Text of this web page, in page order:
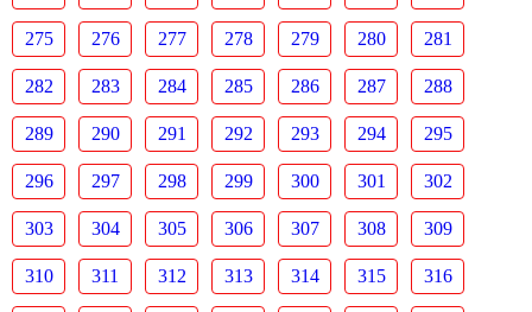
275 276 277 278 279 280 281
282 283 284 285 286 287 288
289 290 291 292 293 294 295
296 297 298 299 300 301 302
303 304 305 306 307 308 309
310 311 312 313 314 315 316